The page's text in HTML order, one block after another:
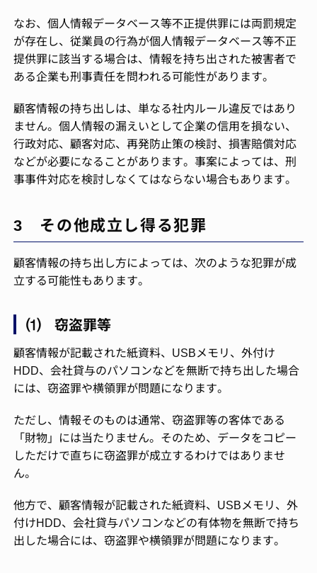
なお、個人情報データベース等不正提供罪には両罰規定
が存在し、従業員の行為が個人情報データベース等不正
提供罪に該当する場合は、情報を持ち出された被害者で
ある企業も刑事責任を問われる可能性があります。
顧客情報の持ち出しは、単なる社内ルール違反ではあり
ません。個人情報の漏えいとして企業の信用を損ない、
行政対応、顧客対応、再発防止策の検討、損害賠償対応
などが必要になることがあります。事案によっては、刑
事事件対応を検討しなくてはならない場合もあります。
3 その他成立し得る犯罪
顧客情報の持ち出し方によっては、次のような犯罪が成
立する可能性もあります。
⑴ 窃盗罪等
顧客情報が記載された紙資料、USBメモリ、外付け
HDD、会社貸与のパソコンなどを無断で持ち出した場合
には、窃盗罪や横領罪が問題になります。
ただし、情報そのものは通常、窃盗罪等の客体である
「財物」には当たりません。そのため、データをコピー
しただけで直ちに窃盗罪が成立するわけではありませ
ん。
他方で、顧客情報が記載された紙資料、USBメモリ、外
付けHDD、会社貸与パソコンなどの有体物を無断で持ち
出した場合には、窃盗罪や横領罪が問題になります。